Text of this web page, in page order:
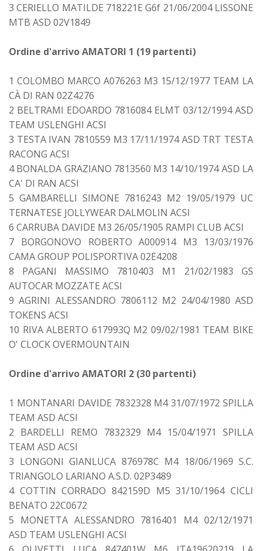
3 CERIELLO MATILDE 718221E G6f 21/06/2004 LISSONE
MTB ASD 02V1849
Ordine d'arrivo AMATORI 1 (19 partenti)
1 COLOMBO MARCO A076263 M3 15/12/1977 TEAM LA
CÀ DI RAN 02Z4276
2 BELTRAMI EDOARDO 7816084 ELMT 03/12/1994 ASD
TEAM USLENGHI ACSI
3 TESTA IVAN 7810559 M3 17/11/1974 ASD TRT TESTA
RACONG ACSI
4 BONALDA GRAZIANO 7813560 M3 14/10/1974 ASD LA
CA' DI RAN ACSI
5 GAMBARELLI SIMONE 7816243 M2 19/05/1979 UC
TERNATESE JOLLYWEAR DALMOLIN ACSI
6 CARRUBA DAVIDE M3 26/05/1905 RAMPI CLUB ACSI
7 BORGONOVO ROBERTO A000914 M3 13/03/1976
CAMA GROUP POLISPORTIVA 02E4208
8 PAGANI MASSIMO 7810403 M1 21/02/1983 GS
AUTOCAR MOZZATE ACSI
9 AGRINI ALESSANDRO 7806112 M2 24/04/1980 ASD
TOKENS ACSI
10 RIVA ALBERTO 617993Q M2 09/02/1981 TEAM BIKE
O' CLOCK OVERMOUNTAIN
Ordine d'arrivo AMATORI 2 (30 partenti)
1 MONTANARI DAVIDE 7832328 M4 31/07/1972 SPILLA
TEAM ASD ACSI
2 BARDELLI REMO 7832329 M4 15/04/1971 SPILLA
TEAM ASD ACSI
3 LONGONI GIANLUCA 876978C M4 18/06/1969 S.C.
TRIANGOLO LARIANO A.S.D. 02P3489
4 COTTIN CORRADO 842159D M5 31/10/1964 CICLI
BENATO 22C0672
5 MONETTA ALESSANDRO 7816401 M4 02/12/1971
ASD TEAM USLENGHI ACSI